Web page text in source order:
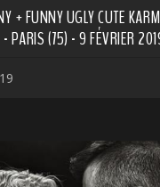
+ FUNNY UGLY CUTE
PARIS (75) - 9 FÉVRIER